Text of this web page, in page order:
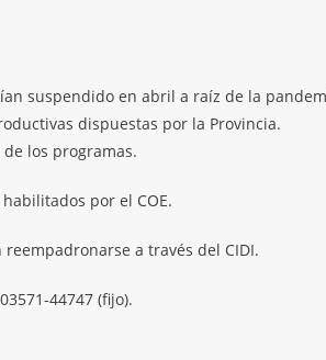
suspendido en abril a raíz de la
dispuestas por la Provincia.
los programas.
por el COE.
reempadronarse a través del CIDI.
03571-44747 (fijo).